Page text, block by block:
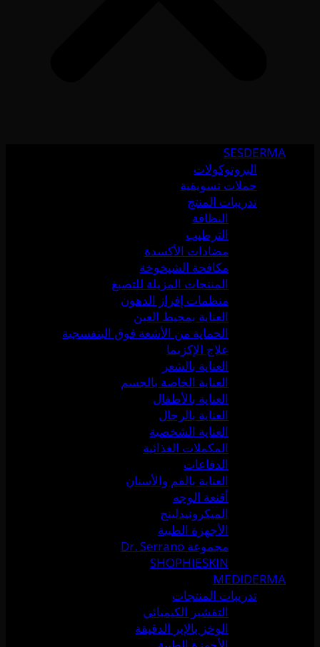
SESDERMA
البروتوكولات
حملات تسويقية
تدريبات المنتج
النظافة
الترطيب
مضادات الأكسدة
مكافحة الشيخوخة
المنتجات المزيلة للتصبغ
منظمات إفراز الدهون
العناية بمحيط العين
الحماية من الأشعة فوق البنفسجية
علاج الإكزيما
العناية بالشعر
العناية الخاصة بالجسم
العناية بالأطفال
العناية بالرجال
العناية الشخصية
المكملات الغذائية
الدفاعات
العناية بالفم والأسنان
أقنعة الوجه
الميكرونيدلينج
الأجهزة الطبية
مجموعة Dr. Serrano
SHOPHIESKIN
MEDIDERMA
تدريبات المنتجات
التقشير الكيميائي
الوخز بالإبر الدقيقة